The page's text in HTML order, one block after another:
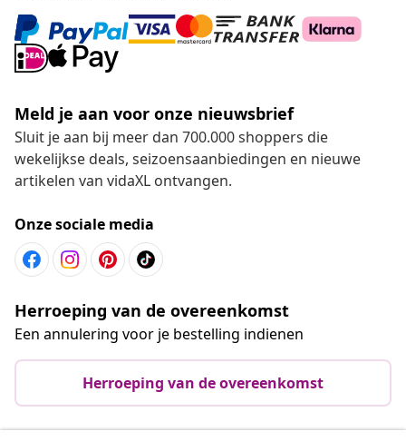
Meld je aan voor onze nieuwsbrief
Sluit je aan bij meer dan 700.000 shoppers die
wekelijkse deals, seizoensaanbiedingen en nieuwe
artikelen van vidaXL ontvangen.
Onze sociale media
Herroeping van de overeenkomst
Een annulering voor je bestelling indienen
Herroeping van de overeenkomst